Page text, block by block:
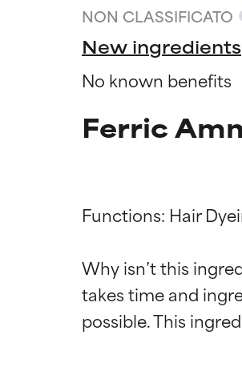
NON CLASSIFICATO
New ingredients
No known benefits
Ferric
Functions: Hair
Why isn’t this
takes time and